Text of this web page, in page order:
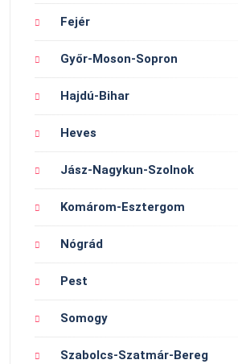
Fejér
Győr-Moson-Sopron
Hajdú-Bihar
Heves
Jász-Nagykun-Szolnok
Komárom-Esztergom
Nógrád
Pest
Somogy
Szabolcs-Szatmár-Bereg